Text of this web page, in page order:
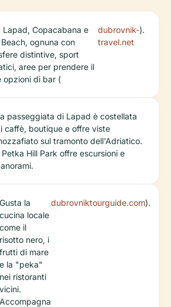
Lapad, Copacabana e
ognuna con
distintive, sport
aree per prendere il
opzioni di bar (
dubrovnik-
travel.net
).
passeggiata di Lapad è costellata
caffè, boutique e offre viste
sul tramonto dell'Adriatico.
Petka Hill Park offre escursioni e
Gusta la
cucina locale
come il
risotto nero, i
frutti di mare
e la "peka"
nei ristoranti
vicini.
Accompagna
dubrovniktourguide.com).